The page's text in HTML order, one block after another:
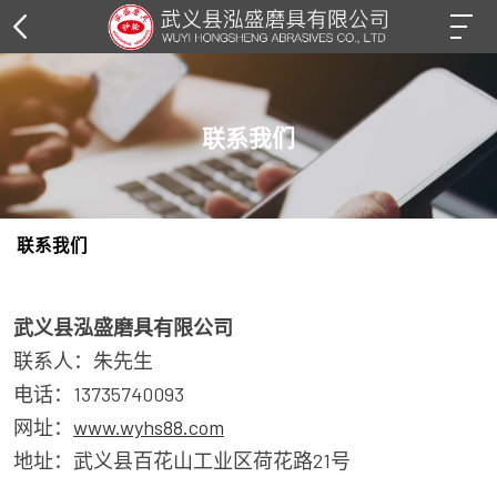
联系我们
联系我们
武义县泓盛磨具有限公司
联系人：朱先生
电话：13735740093
网址： www.wyhs88.com
地址：武义县百花山工业区荷花路21号